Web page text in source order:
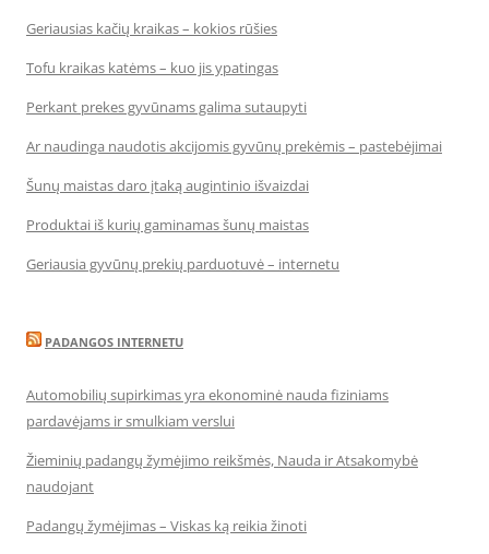
Geriausias kačių kraikas – kokios rūšies
Tofu kraikas katėms – kuo jis ypatingas
Perkant prekes gyvūnams galima sutaupyti
Ar naudinga naudotis akcijomis gyvūnų prekėmis – pastebėjimai
Šunų maistas daro įtaką augintinio išvaizdai
Produktai iš kurių gaminamas šunų maistas
Geriausia gyvūnų prekių parduotuvė – internetu
PADANGOS INTERNETU
Automobilių supirkimas yra ekonominė nauda fiziniams
pardavėjams ir smulkiam verslui
Žieminių padangų žymėjimo reikšmės, Nauda ir Atsakomybė
naudojant
Padangų žymėjimas – Viskas ką reikia žinoti